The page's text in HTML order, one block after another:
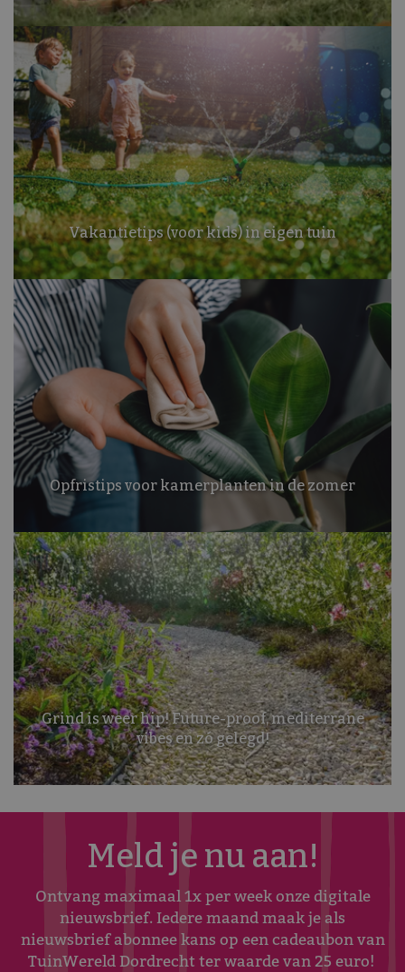
Vakantietips (voor kids) in eigen tuin
Opfristips voor kamerplanten in de zomer
Grind is weer hip! Future-proof, mediterrane
vibes en zó gelegd!
Meld je nu aan!
Ontvang maximaal 1x per week onze digitale
nieuwsbrief. Iedere maand maak je als
nieuwsbrief abonnee kans op een cadeaubon van
TuinWereld Dordrecht ter waarde van 25 euro!